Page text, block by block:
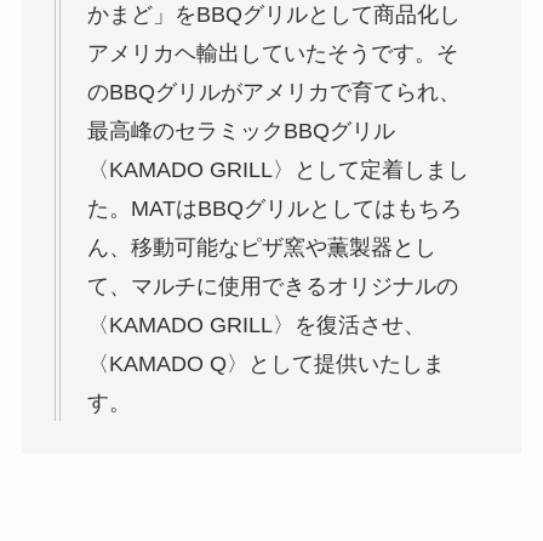
かまど」をBBQグリルとして商品化し
アメリカヘ輸出していたそうです。そ
のBBQグリルがアメリカで育てられ、
最高峰のセラミックBBQグリル
〈KAMADO GRILL〉として定着しまし
た。MATはBBQグリルとしてはもちろ
ん、移動可能なピザ窯や薫製器とし
て、マルチに使用できるオリジナルの
〈KAMADO GRILL〉を復活させ、
〈KAMADO Q〉として提供いたしま
す。